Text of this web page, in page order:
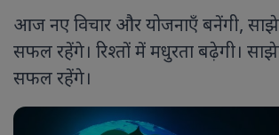
आज नए विचार और योजनाएँ बनेंगी,
सफल रहेंगे। रिश्तों में मधुरता बढ़ेगी।
सफल रहेंगे।